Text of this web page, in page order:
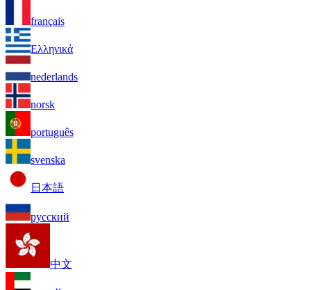
français
Ελληνικά
nederlands
norsk
português
svenska
日本語
русский
中文